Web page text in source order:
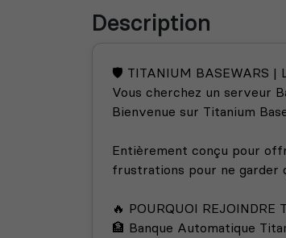
Description
🛡️ TITANIUM BASEWARS |
Vous cherchez un serveur
Bienvenue sur Titanium
Entièrement conçu pour
frustrations pour ne garder
🔥 POURQUOI REJOINDRE
🏦 Banque Automatique